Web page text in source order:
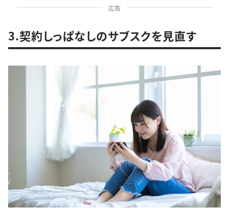
広告
3.契約しっぱなしのサブスクを見直す